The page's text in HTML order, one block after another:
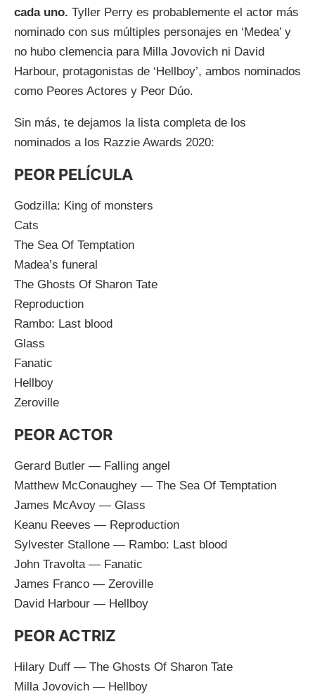
cada uno. Tyller Perry es probablemente el actor más
nominado con sus múltiples personajes en ‘Medea’ y
no hubo clemencia para Milla Jovovich ni David
Harbour, protagonistas de ‘Hellboy’, ambos nominados
como Peores Actores y Peor Dúo.
Sin más, te dejamos la lista completa de los
nominados a los Razzie Awards 2020:
PEOR PELÍCULA
Godzilla: King of monsters
Cats
The Sea Of Temptation
Madea’s funeral
The Ghosts Of Sharon Tate
Reproduction
Rambo: Last blood
Glass
Fanatic
Hellboy
Zeroville
PEOR ACTOR
Gerard Butler — Falling angel
Matthew McConaughey — The Sea Of Temptation
James McAvoy — Glass
Keanu Reeves — Reproduction
Sylvester Stallone — Rambo: Last blood
John Travolta — Fanatic
James Franco — Zeroville
David Harbour — Hellboy
PEOR ACTRIZ
Hilary Duff — The Ghosts Of Sharon Tate
Milla Jovovich — Hellboy